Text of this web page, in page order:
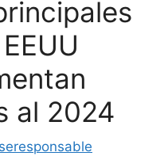
al 2024
seresponsable